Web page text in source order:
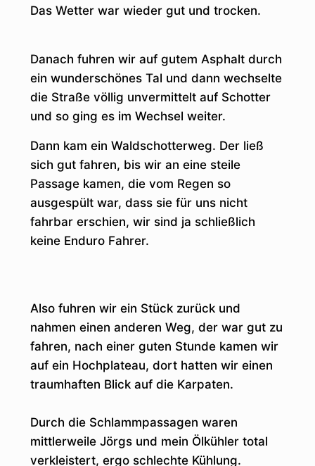
Das Wetter war wieder gut und trocken.
Danach fuhren wir auf gutem Asphalt durch
ein wunderschönes Tal und dann wechselte
die Straße völlig unvermittelt auf Schotter
und so ging es im Wechsel weiter.
Dann kam ein Waldschotterweg. Der ließ
sich gut fahren, bis wir an eine steile
Passage kamen, die vom Regen so
ausgespült war, dass sie für uns nicht
fahrbar erschien, wir sind ja schließlich
keine Enduro Fahrer.
Also fuhren wir ein Stück zurück und
nahmen einen anderen Weg, der war gut zu
fahren, nach einer guten Stunde kamen wir
auf ein Hochplateau, dort hatten wir einen
traumhaften Blick auf die Karpaten.
Durch die Schlammpassagen waren
mittlerweile Jörgs und mein Ölkühler total
verkleistert, ergo schlechte Kühlung.